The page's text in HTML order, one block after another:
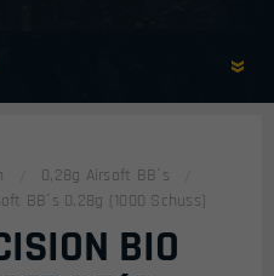
0,28g Airsoft BB´s
BB´s 0.28g (1000 Schuss)
BIO